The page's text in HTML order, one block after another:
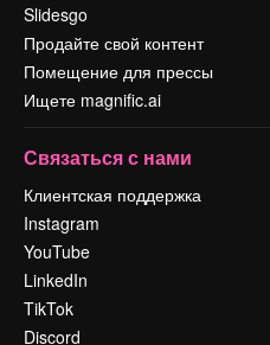
Slidesgo
Продайте свой контент
Помещение для прессы
Ищете magnific.ai
Связаться с нами
Клиентская поддержка
Instagram
YouTube
LinkedIn
TikTok
Discord